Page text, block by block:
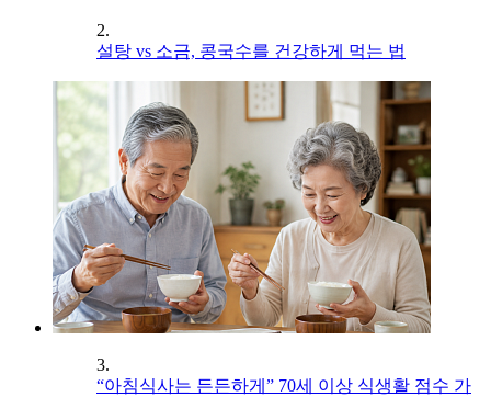
2.
설탕 vs 소금, 콩국수를 건강하게 먹는 법
3.
“아침식사는 든든하게” 70세 이상 식생활 점수 가